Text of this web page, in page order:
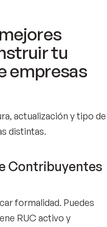
tu
empresas
actualización y tipo de
distintas.
Contribuyentes
formalidad. Puedes
RUC activo y